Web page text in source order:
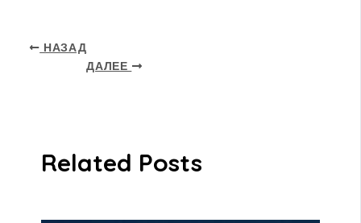
НАЗАД
ДАЛЕЕ
Related Posts